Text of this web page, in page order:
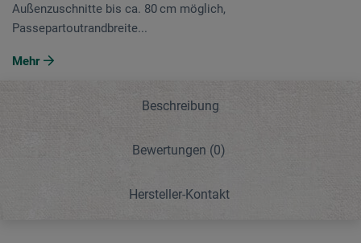
Außenzuschnitte bis ca. 80 cm möglich,
Passepartoutrandbreite...
Mehr
Beschreibung
Bewertungen (0)
Hersteller-Kontakt